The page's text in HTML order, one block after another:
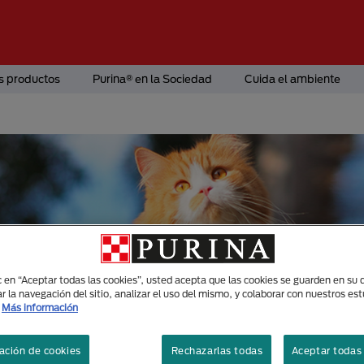
productos Purina® en la Sociedad Cuida el ambiente
en “Aceptar todas las cookies”, usted acepta que las cookies se guarden en su
la navegación del sitio, analizar el uso del mismo, y colaborar con nuestros
Más información
Rechazarlas todas Aceptar todas
de cookies